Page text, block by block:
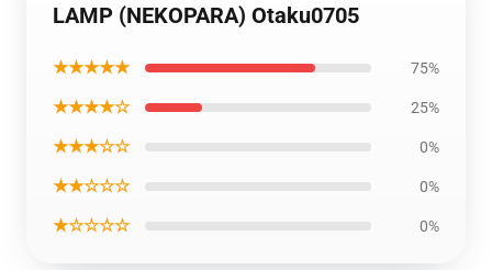
LAMP (NEKOPARA) Otaku0705
★★★★★ 75%
★★★★☆ 25%
★★★☆☆ 0%
★★☆☆☆ 0%
★☆☆☆☆ 0%